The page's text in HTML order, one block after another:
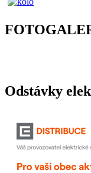
Odstávky